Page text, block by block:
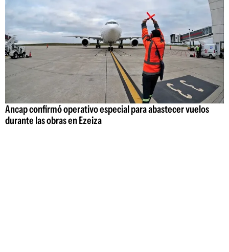
Ancap confirmó operativo especial para abastecer vuelos
durante las obras en Ezeiza